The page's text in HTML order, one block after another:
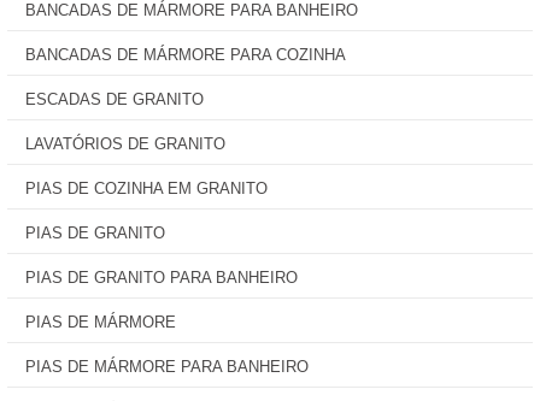
BANCADAS DE MÁRMORE PARA BANHEIRO
BANCADAS DE MÁRMORE PARA COZINHA
ESCADAS DE GRANITO
LAVATÓRIOS DE GRANITO
PIAS DE COZINHA EM GRANITO
PIAS DE GRANITO
PIAS DE GRANITO PARA BANHEIRO
PIAS DE MÁRMORE
PIAS DE MÁRMORE PARA BANHEIRO